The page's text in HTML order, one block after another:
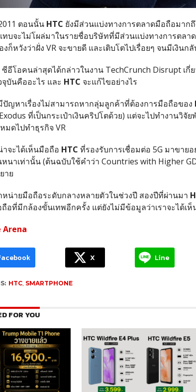
ตอนนั้น HTC ยังมีส่วนแบ่งทางการตลาดมือถือมาก
ทบจะไม่โผล่มาในรายชื่อบริษัทที่มีส่วนแบ่งทางการตล
งก็หวังว่าฝั่ง VR จะขายดี และเติบโตไปเรื่อยๆ จนมีเงิน
ซีอีโอคนล่าสุดได้กล่าวในงาน TechCrunch Disrupt เ
บันคืออะไร และ HTC จะแก้ไขอย่างไร
ปัญหาเรื่องไม่สามารถหากลุ่มลูกค้าที่ต้องการมือถือของ
Exodus ที่เป็นกระเป๋าเงินคริปโตด้วย) แต่จะไปทำงานวิ
มดไปทำธุรกิจ VR
าจะได้เห็นมือถือ HTC ที่รองรับการเชื่อมต่อ 5G มาขาย
หนาเท่านั้น (ต้นฉบับใช้คำว่า Countries with Higher
าย
หน่ายมือถือระดับกลางหลายตัวในช่วงปี สองปีที่ผ่านมา
อที่มีกล้องขั้นเทพอีกครั้ง แต่ยังไม่มีข้อมูลว่าเราจะได้เ
Arena
X Line
HTC, SMARTPHONE
FOR YOU